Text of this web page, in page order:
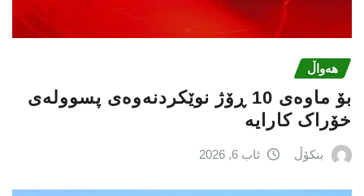
هەواڵ
بۆ ماوەی 10 ڕۆژ نوێکردنەوەی پسوولەی
خۆراک کارایە
بنکۆڵ ئاب 6, 2026